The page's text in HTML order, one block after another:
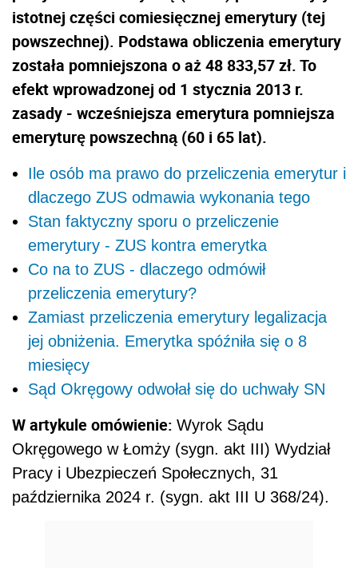
istotnej części comiesięcznej emerytury (tej
powszechnej). Podstawa obliczenia emerytury
została pomniejszona o aż 48 833,57zł. To
efekt wprowadzonej od 1 stycznia 2013 r.
zasady - wcześniejsza emerytura pomniejsza
emeryturę powszechną (60 i 65 lat).
Ile osób ma prawo do przeliczenia emerytur i
dlaczego ZUS odmawia wykonania tego
Stan faktyczny sporu o przeliczenie
emerytury - ZUS kontra emerytka
Co na to ZUS - dlaczego odmówił
przeliczenia emerytury?
Zamiast przeliczenia emerytury legalizacja
jej obniżenia. Emerytka spóźniła się o 8
miesięcy
Sąd Okręgowy odwołał się do uchwały SN
W artykule omówienie: Wyrok Sądu
Okręgowego w Łomży (sygn. akt III) Wydział
Pracy i Ubezpieczeń Społecznych, 31
października 2024 r. (sygn. akt III U 368/24).